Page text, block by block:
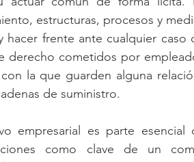
estructuras, procesos y
hacer frente ante cualquier caso
derecho cometidos por
la que guarden alguna
de suministro.
empresarial es parte
como clave de un